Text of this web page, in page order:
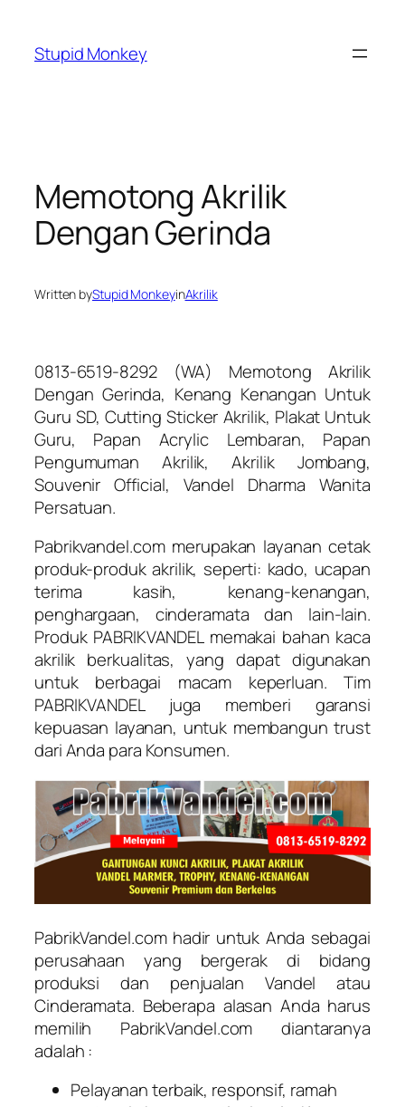
content
Stupid Monkey
Memotong Akrilik
Dengan Gerinda
Written byStupid MonkeyinAkrilik
0813-6519-8292 (WA) Memotong Akrilik
Dengan Gerinda, Kenang Kenangan Untuk
Guru SD, Cutting Sticker Akrilik, Plakat Untuk
Guru, Papan Acrylic Lembaran, Papan
Pengumuman Akrilik, Akrilik Jombang,
Souvenir Official, Vandel Dharma Wanita
Persatuan.
Pabrikvandel.com merupakan layanan cetak
produk-produk akrilik, seperti: kado, ucapan
terima kasih, kenang-kenangan,
penghargaan, cinderamata dan lain-lain.
Produk PABRIKVANDEL memakai bahan kaca
akrilik berkualitas, yang dapat digunakan
untuk berbagai macam keperluan. Tim
PABRIKVANDEL juga memberi garansi
kepuasan layanan, untuk membangun trust
dari Anda para Konsumen.
PabrikVandel.com hadir untuk Anda sebagai
perusahaan yang bergerak di bidang
produksi dan penjualan Vandel atau
Cinderamata. Beberapa alasan Anda harus
memilih PabrikVandel.com diantaranya
adalah :
Pelayanan terbaik, responsif, ramah